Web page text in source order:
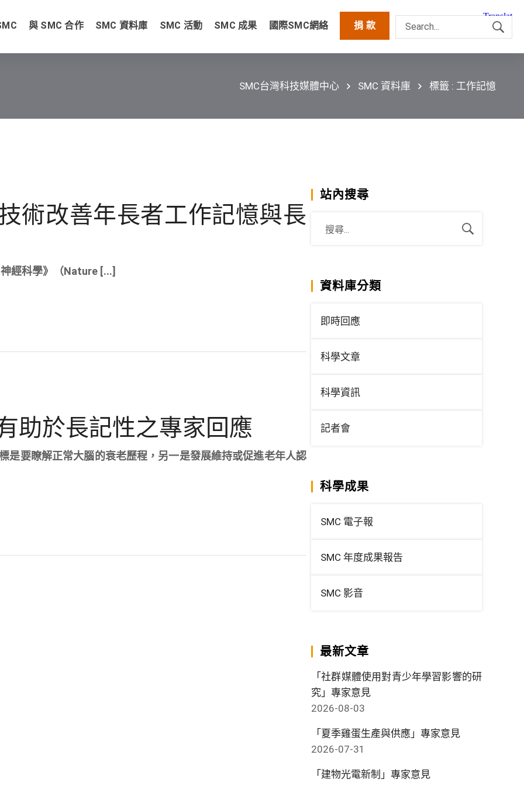
與 SMC 合作 SMC 資料庫 SMC 活動 SMC 成果 國際SMC網絡 捐 款
SMC台灣科技媒體中心 SMC 資料庫 標籤 : 工作記憶
術改善年長者工作記憶與長
經科學》（Nature [...]
助於長記性之專家回應
是要瞭解正常大腦的衰老歷程，另一是發展維持或促進老年人認
站內搜尋
資料庫分類
即時回應
科學文章
科學資訊
記者會
科學成果
SMC 電子報
SMC 年度成果報告
SMC 影音
最新文章
「社群媒體使用對青少年學習影響的研
究」專家意見
2026-08-03
「夏季雞蛋生產與供應」專家意見
2026-07-31
「建物光電新制」專家意見